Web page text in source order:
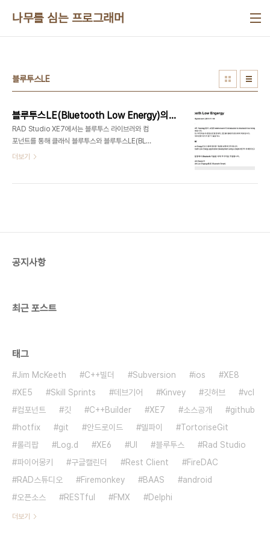
나무를 심는 프로그래머
블루투스LE
블루투스LE(Bluetooth Low Energy)의 이해
RAD Studio XE7에서는 블루투스 라이브러와 컴
포넌트를 통해 클래식 블루투스와 블루투스LE(BLE)
통신이 편리해 졌습니다. 컴포넌트가 있더라고 기술
더보기
공지사항
최근 포스트
태그
Jim McKeeth C++빌더 Subversion ios
XE8
XE5
Skill Sprints 데브기어 Kinvey 깃허브
vcl
컴포넌트
깃 C++Builder XE7 소스공개
github
hotfix
git 안드로이드 델파이
TortoriseGit
롤리팝
Log.d XE6 UI 블루투스
Rad Studio
파이어몽키
구글캘린더 Rest Client
FireDAC
RAD스튜디오
Firemonkey BAAS
android
오픈소스
RESTful FMX Delphi
더보기